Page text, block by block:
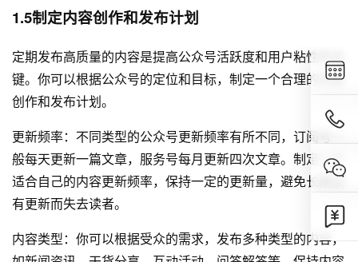
1.5制定内容创作和发布计划
定期发布高质量的内容是提高公众号活跃度和用户粘性的关
键。你可以根据公众号的定位和目标，制定一个合理的内容
创作和发布计划。
更新频率：不同类型的公众号更新频率有所不同，订阅号一
般每天更新一篇文章，服务号每月更新四次文章。制定一个
适合自己的内容更新频率，保持一定的更新量，避免长期没
有更新而失去读者。
内容类型：你可以根据受众的需求，发布多种类型的内容，